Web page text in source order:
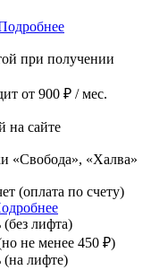
при получении
от 900 ₽ / мес.
на сайте
«Свобода», «Халва»
(оплата по счету)
лифта)
не менее 450 ₽)
(на лифте)